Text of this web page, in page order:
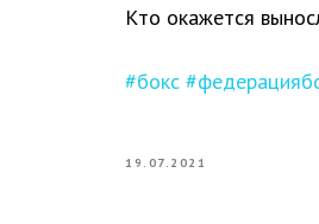
Кто окажется
#бокс
19.07.2021